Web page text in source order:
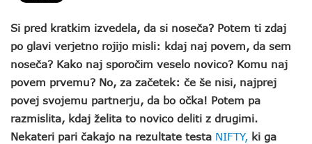
Si pred kratkim izvedela, da si noseča? Potem ti zdaj
po glavi verjetno rojijo misli: kdaj naj povem, da sem
noseča? Kako naj sporočim veselo novico? Komu naj
povem prvemu? No, za začetek: če še nisi, najprej
povej svojemu partnerju, da bo očka! Potem pa
razmislita, kdaj želita to novico deliti z drugimi.
Nekateri pari čakajo na rezultate testa NIFTY, ki ga